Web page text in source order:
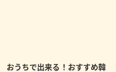
おうちで出来る！おすすめ韓